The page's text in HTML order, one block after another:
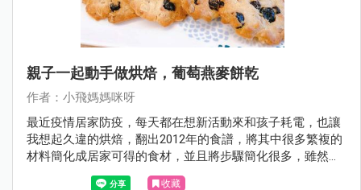
親子一起動手做烘焙，葡萄燕麥餅乾
作者：小飛媽媽咪呀
最近疫情居家防疫，每天都在想新活動來和孩子耗電，也讓
我想起久違的烘焙，翻出2012年的食譜，將其中很多繁複的
材料簡化成居家可得的食材，並且將步驟簡化很多，雖然成
品並非完美的瑪德蓮，但過程卻是凝聚親子感情的好時光。
收藏